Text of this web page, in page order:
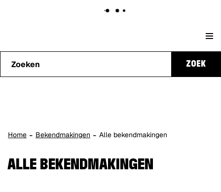
Genk
kunnen
we je
ZOEK
Home Bekendmakingen Alle bekendmakingen
ALLE BEKENDMAKINGEN